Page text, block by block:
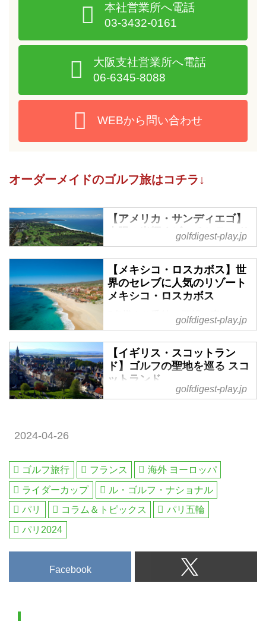
本社営業所へ電話
03-3432-0161
大阪支社営業所へ電話
06-6345-8088
WEBから問い合わせ
オーダーメイドのゴルフ旅はコチラ↓
【アメリカ・サンディエゴ】
太陽の光輝くビーチシティ サ
ンディエゴ
2名様より受付 ご要望に応じてお
見積します
golfdigest-play.jp
【メキシコ・ロスカボス】世
界のセレブに人気のリゾート
メキシコ・ロスカボス
2名様より受付 ご要望に応じてお
見積します
golfdigest-play.jp
【イギリス・スコットラン
ド】ゴルフの聖地を巡る スコ
ットランド
2名様より受付 ご要望に応じてお
golfdigest-play.jp
2024-04-26
ゴルフ旅行 フランス
海外 ヨーロッパ
ライダーカップ
ル・ゴルフ・ナショナル
パリ
コラム＆トピックス
パリ五輪
パリ2024
Facebook